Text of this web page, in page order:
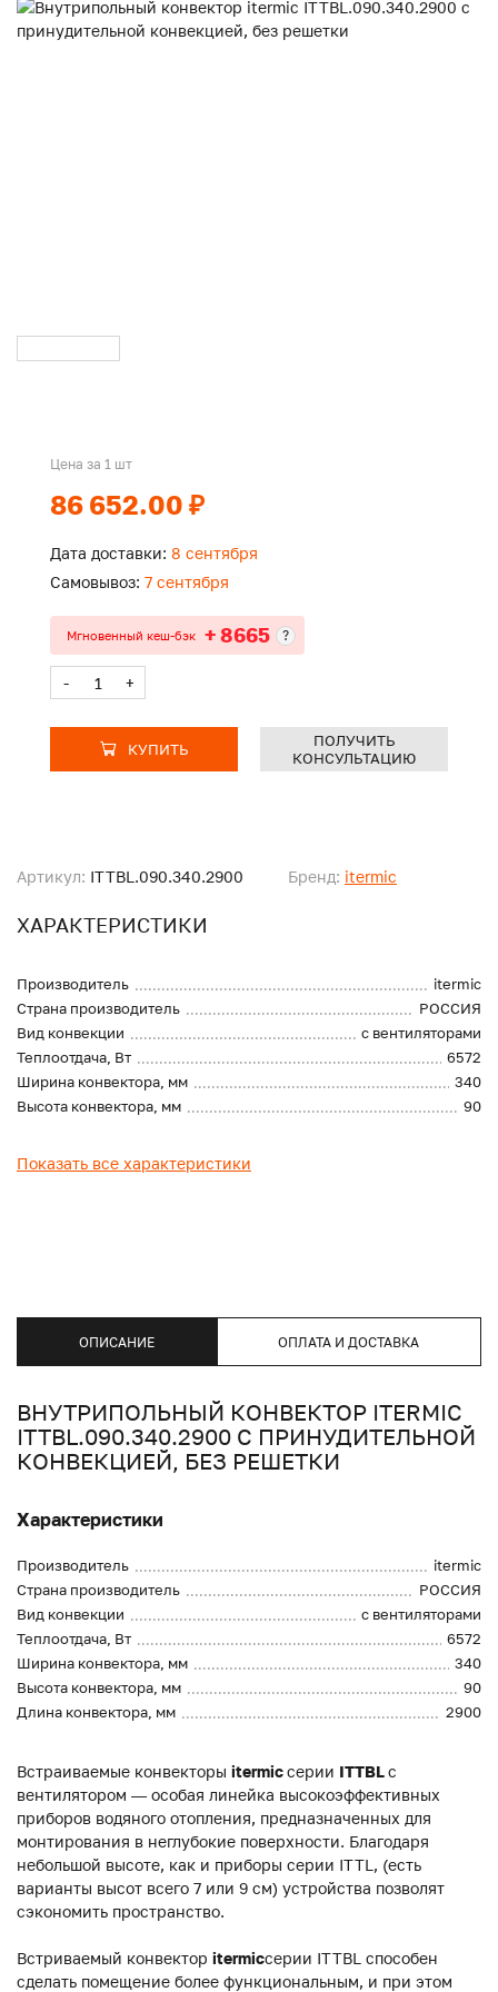
Артикул: ITTBL.090.340.2900 Бренд: itermic
ХАРАКТЕРИСТИКИ
Производитель
itermic
Страна производитель
РОССИЯ
Вид конвекции
с вентиляторами
Теплоотдача, Вт
6572
Ширина конвектора, мм
340
Высота конвектора, мм
90
Показать все характеристики
Цена за 1 шт
86 652.00 ₽
Дата доставки: 8 сентября
Самовывоз: 7 сентября
Мгновенный кеш-бэк + 8665 ?
- +
КУПИТЬ
ПОЛУЧИТЬ
КОНСУЛЬТАЦИЮ
ОПИСАНИЕ ОПЛАТА И ДОСТАВКА
ВНУТРИПОЛЬНЫЙ КОНВЕКТОР ITERMIC
ITTBL.090.340.2900 С ПРИНУДИТЕЛЬНОЙ
КОНВЕКЦИЕЙ, БЕЗ РЕШЕТКИ
Характеристики
Производитель
itermic
Страна производитель
РОССИЯ
Вид конвекции
с вентиляторами
Теплоотдача, Вт
6572
Ширина конвектора, мм
340
Высота конвектора, мм
90
Длина конвектора, мм
2900
Встраиваемые конвекторы itermicсерии ITTBLс
вентилятором — особая линейка высокоэффективных
приборов водяного отопления, предназначенных для
монтирования в неглубокие поверхности. Благодаря
небольшой высоте, как и приборы серии ITTL, (есть
варианты высот всего 7 или 9 см) устройства позволят
сэкономить пространство.
Встриваемый конвектор itermicсерии ITTBL способен
сделать помещение более функциональным, и при этом